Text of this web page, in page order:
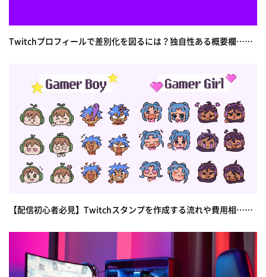
Twitchプロフィールで差別化を図るには？独自性ある概要欄……
【配信初心者必見】Twitchスタンプを作成する流れや費用相……